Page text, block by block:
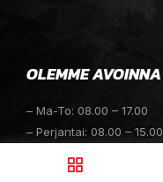
OLEMME AVOINNA
– Ma-To: 08.00 – 17.00
– Perjantai: 08.00 – 15.00
– Sunnuntai: Suljettu